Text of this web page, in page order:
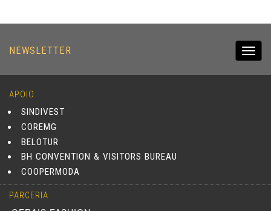
NEWSLETTER
APOIO
SINDIVEST
COREMG
BELOTUR
BH CONVENTION & VISITORS BUREAU
COOPERMODA
PARCERIA